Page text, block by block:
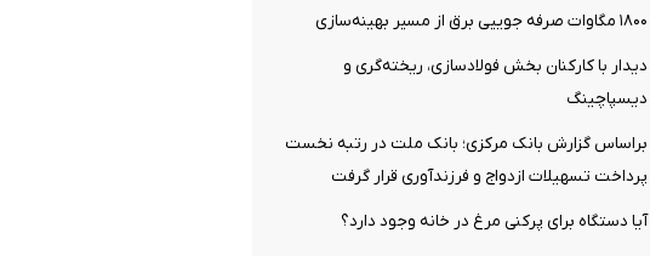
۱۸۰۰ مگاوات صرفه جوییی برق از مسیر بهینه‌سازی
دیدار با کارکنان بخش فولادسازی، ریخته‌گری و
دیسپاچینگ
براساس گزارش بانک مرکزی؛ بانک ملت در رتبه نخست
پرداخت تسهیلات ازدواج و فرزندآوری قرار گرفت
آیا دستگاه برای پرکنی مرغ در خانه وجود دارد؟